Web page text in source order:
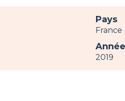
Pays
France
2019